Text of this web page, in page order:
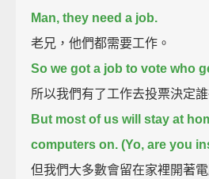
Man, they need a job.
老兄，他們都需要工作。
So we got a job to vote who
所以我們有了工作去投票決定
But most of us will stay at
computers on. (Yo, are you
但我們大多數會留在家裡開著